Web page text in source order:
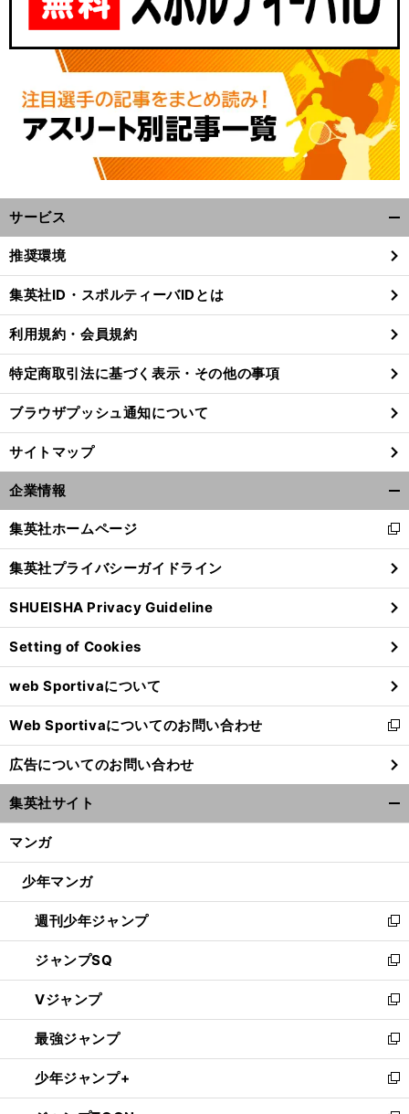
サービス
閉
る
推奨環境
集英社ID・スポルティーバIDとは
利用規約・会員規約
特定商取引法に基づく表示・その他の事項
ブラウザプッシュ通知について
サイトマップ
企業情報
閉
る
集英社ホームページ
新
し
い
ウ
ィ
ン
ド
ウ
で
開
く
集英社プライバシーガイドライン
SHUEISHA Privacy Guideline
Setting of Cookies
web Sportivaについて
Web Sportivaについてのお問い合わせ
新
し
い
ウ
ィ
ン
ウ
開
く
広告についてのお問い合わせ
集英社サイト
マンガ
少年マンガ
週刊少年ジャンプ
新
し
い
ウ
ィ
ン
ド
ウ
で
開
ジャンプSQ
新
し
い
ウ
ィ
ン
ド
ウ
Vジャンプ
新
し
い
ウ
ィ
ン
最強ジャンプ
新
し
い
ウ
少年ジャンプ+
新
し